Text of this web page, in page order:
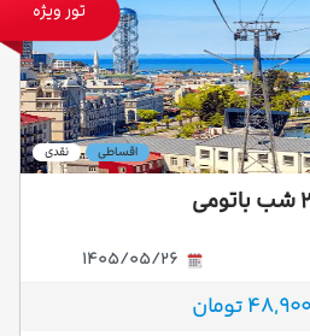
تور ویژه
نقدی اقساطی
تومان